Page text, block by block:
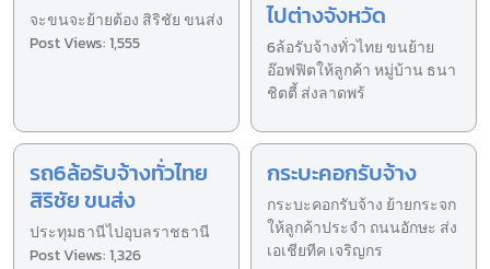
จะขนจะย้ายต้อง สิริชัย ขนส่ง
Post Views: 1,555
ไปต่างจังหวัด
6ล้อรับจ้างทั่วไทย ขนย้าย
อ๊อฟฟิตให้ลูกค้า หมู่บ้าน ธนา
ชิตตี้ ส่งลาดพร้
รถ6ล้อรับจ้างทั่วไทย
สิริชัย ขนส่ง
ประทุมธานีไปอุบลราชธานี
Post Views: 1,326
กระบะคอกรับจ้าง
กระบะคอกรับจ้าง ย้ายกระจก
ให้ลูกค้าประจำ ถนนอักษะ ส่ง
เอเชียทีค เจริญกร